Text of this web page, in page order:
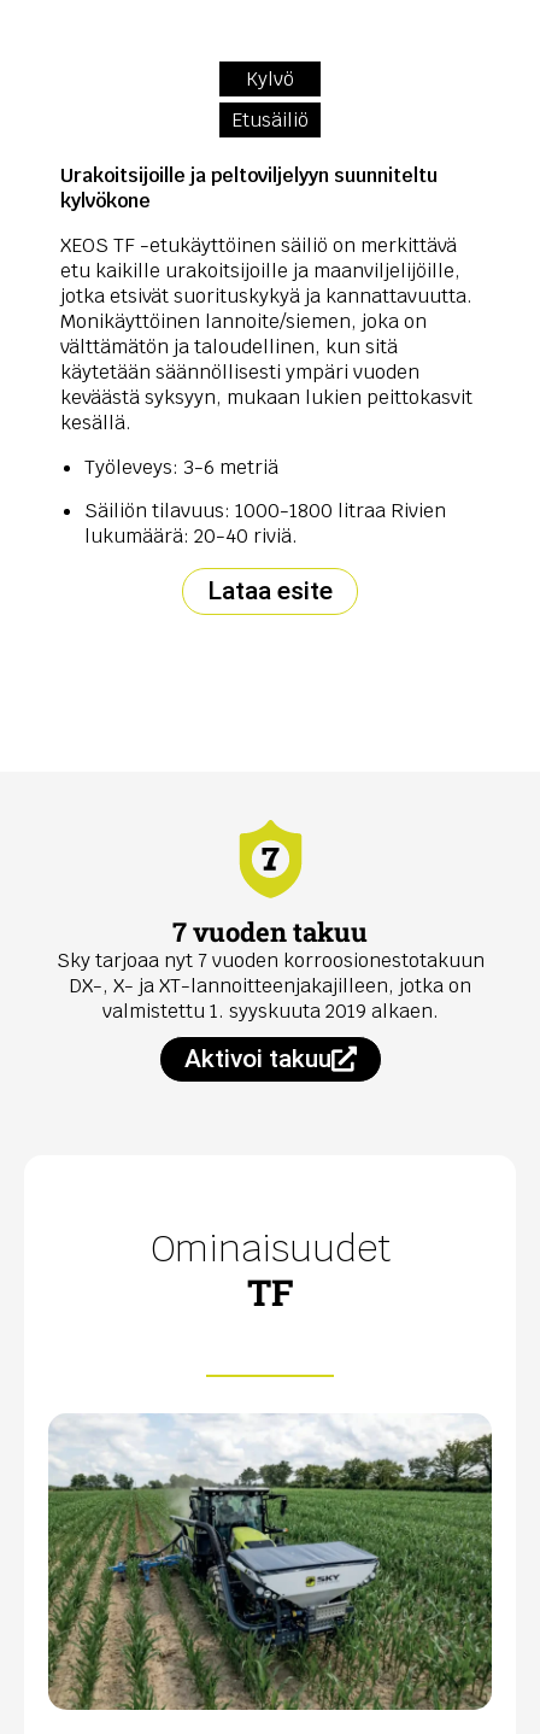
Kylvö
Etusäiliö
Urakoitsijoille ja peltoviljelyyn suunniteltu
kylvökone
XEOS TF -etukäyttöinen säiliö on merkittävä
etu kaikille urakoitsijoille ja maanviljelijöille,
jotka etsivät suorituskykyä ja kannattavuutta.
Monikäyttöinen lannoite/siemen, joka on
välttämätön ja taloudellinen, kun sitä
käytetään säännöllisesti ympäri vuoden
keväästä syksyyn, mukaan lukien peittokasvit
kesällä.
Työleveys: 3-6 metriä
Säiliön tilavuus: 1000-1800 litraa Rivien
lukumäärä: 20-40 riviä.
Lataa esite
7 vuoden takuu
Sky tarjoaa nyt 7 vuoden korroosionestotakuun
DX-, X- ja XT-lannoitteenjakajilleen, jotka on
valmistettu 1. syyskuuta 2019 alkaen.
Aktivoi takuu
Ominaisuudet
TF